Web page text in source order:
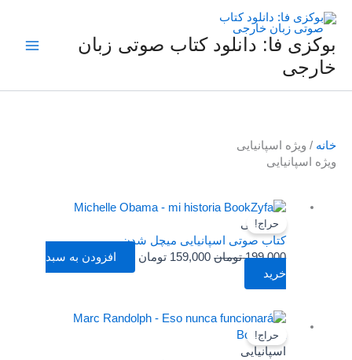
بوکزی فا: دانلود کتاب صوتی زبان
خارجی
خانه / ویژه اسپانیایی
ویژه اسپانیایی
حراج!
اسپانیایی
کتاب صوتی اسپانیایی میچل شدن
199,000 تومان
قیمت
199,000 تومان
بود.
159,000 تومان
قیمت
159,000 تومان
است.افزودن به سبد
خرید
حراج!
اسپانیایی
قیمت
قیمت